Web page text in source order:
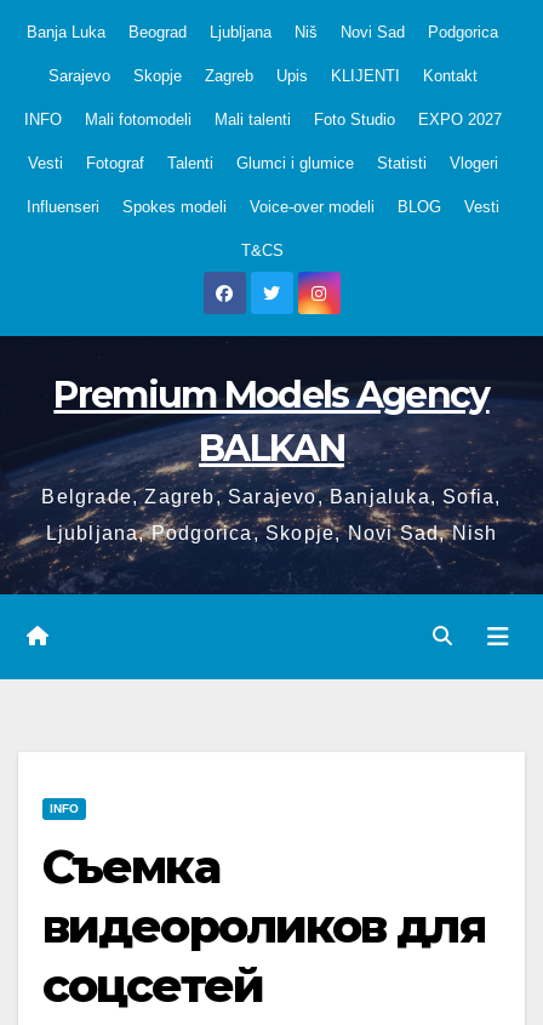
Banja Luka Beograd Ljubljana Niš Novi Sad Podgorica
Sarajevo Skopje Zagreb Upis KLIJENTI Kontakt
INFO Mali fotomodeli Mali talenti Foto Studio EXPO 2027
Vesti Fotograf Talenti Glumci i glumice Statisti Vlogeri
Influenseri Spokes modeli Voice-over modeli BLOG Vesti
T&CS
Premium Models Agency
BALKAN
Belgrade, Zagreb, Sarajevo, Banjaluka, Sofia,
Ljubljana, Podgorica, Skopje, Novi Sad, Nish
INFO
Съемка
видеороликов для
соцсетей